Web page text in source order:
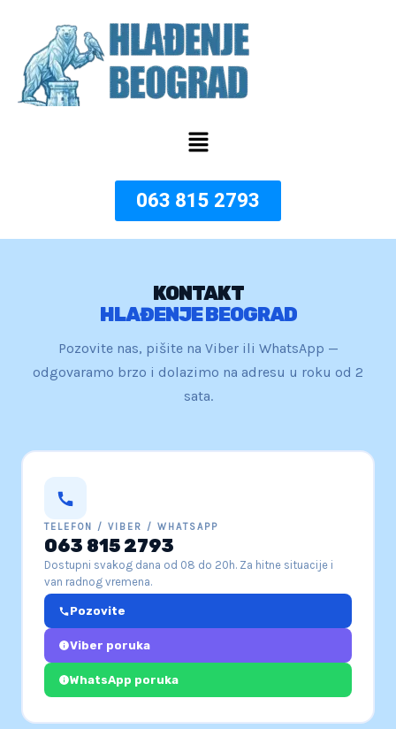
садржај
Menu
063 815 2793
KONTAKT
HLAĐENJE BEOGRAD
Pozovite nas, pišite na Viber ili WhatsApp —
odgovaramo brzo i dolazimo na adresu u roku od 2
sata.
TELEFON / VIBER / WHATSAPP
063 815 2793
Dostupni svakog dana od 08 do 20h. Za hitne situacije i
van radnog vremena.
Pozovite
Viber poruka
WhatsApp poruka